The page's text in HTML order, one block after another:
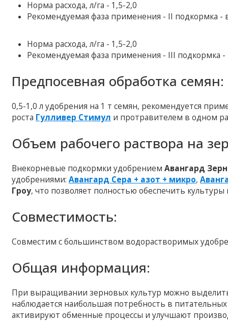
Норма расхода, л/га - 1,5-2,0
Рекомендуемая фаза применения - II подкормка -
Норма расхода, л/га - 1,5-2,0
Рекомендуемая фаза применения - III подкормка
Предпосевная обработка семян:
0,5-1,0 л удобрения на 1 т семян, рекомендуется
роста Гулливер Стимул и протравителем в одном
Объем рабочего раствора на
Внекорневые подкормки удобрениемАвангард
удобрениями:Авангард Сера + азот + микро,
Гроу, что позволяет полностью обеспечить
Совместимость:
Совместим с большинством водорастворимых
Общая информация:
При выращивании зерновых культур можно
наблюдается наибольшая потребность в
активируют обменные процессы и улучшают